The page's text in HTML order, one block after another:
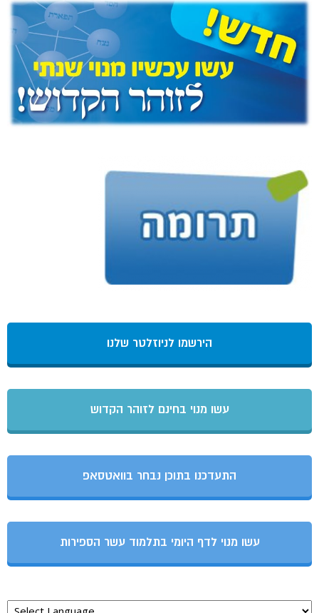
הירשמו לניוזלטר שלנו
עשו מנוי בחינם לזוהר הקדוש
התעדכנו בתוכן נבחר בוואטסאפ
עשו מנוי לדף היומי בתלמוד עשר הספירות